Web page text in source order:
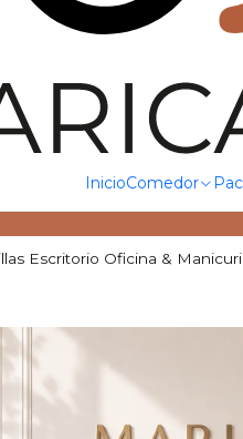
InicioComedor
Escritorio Oficina &